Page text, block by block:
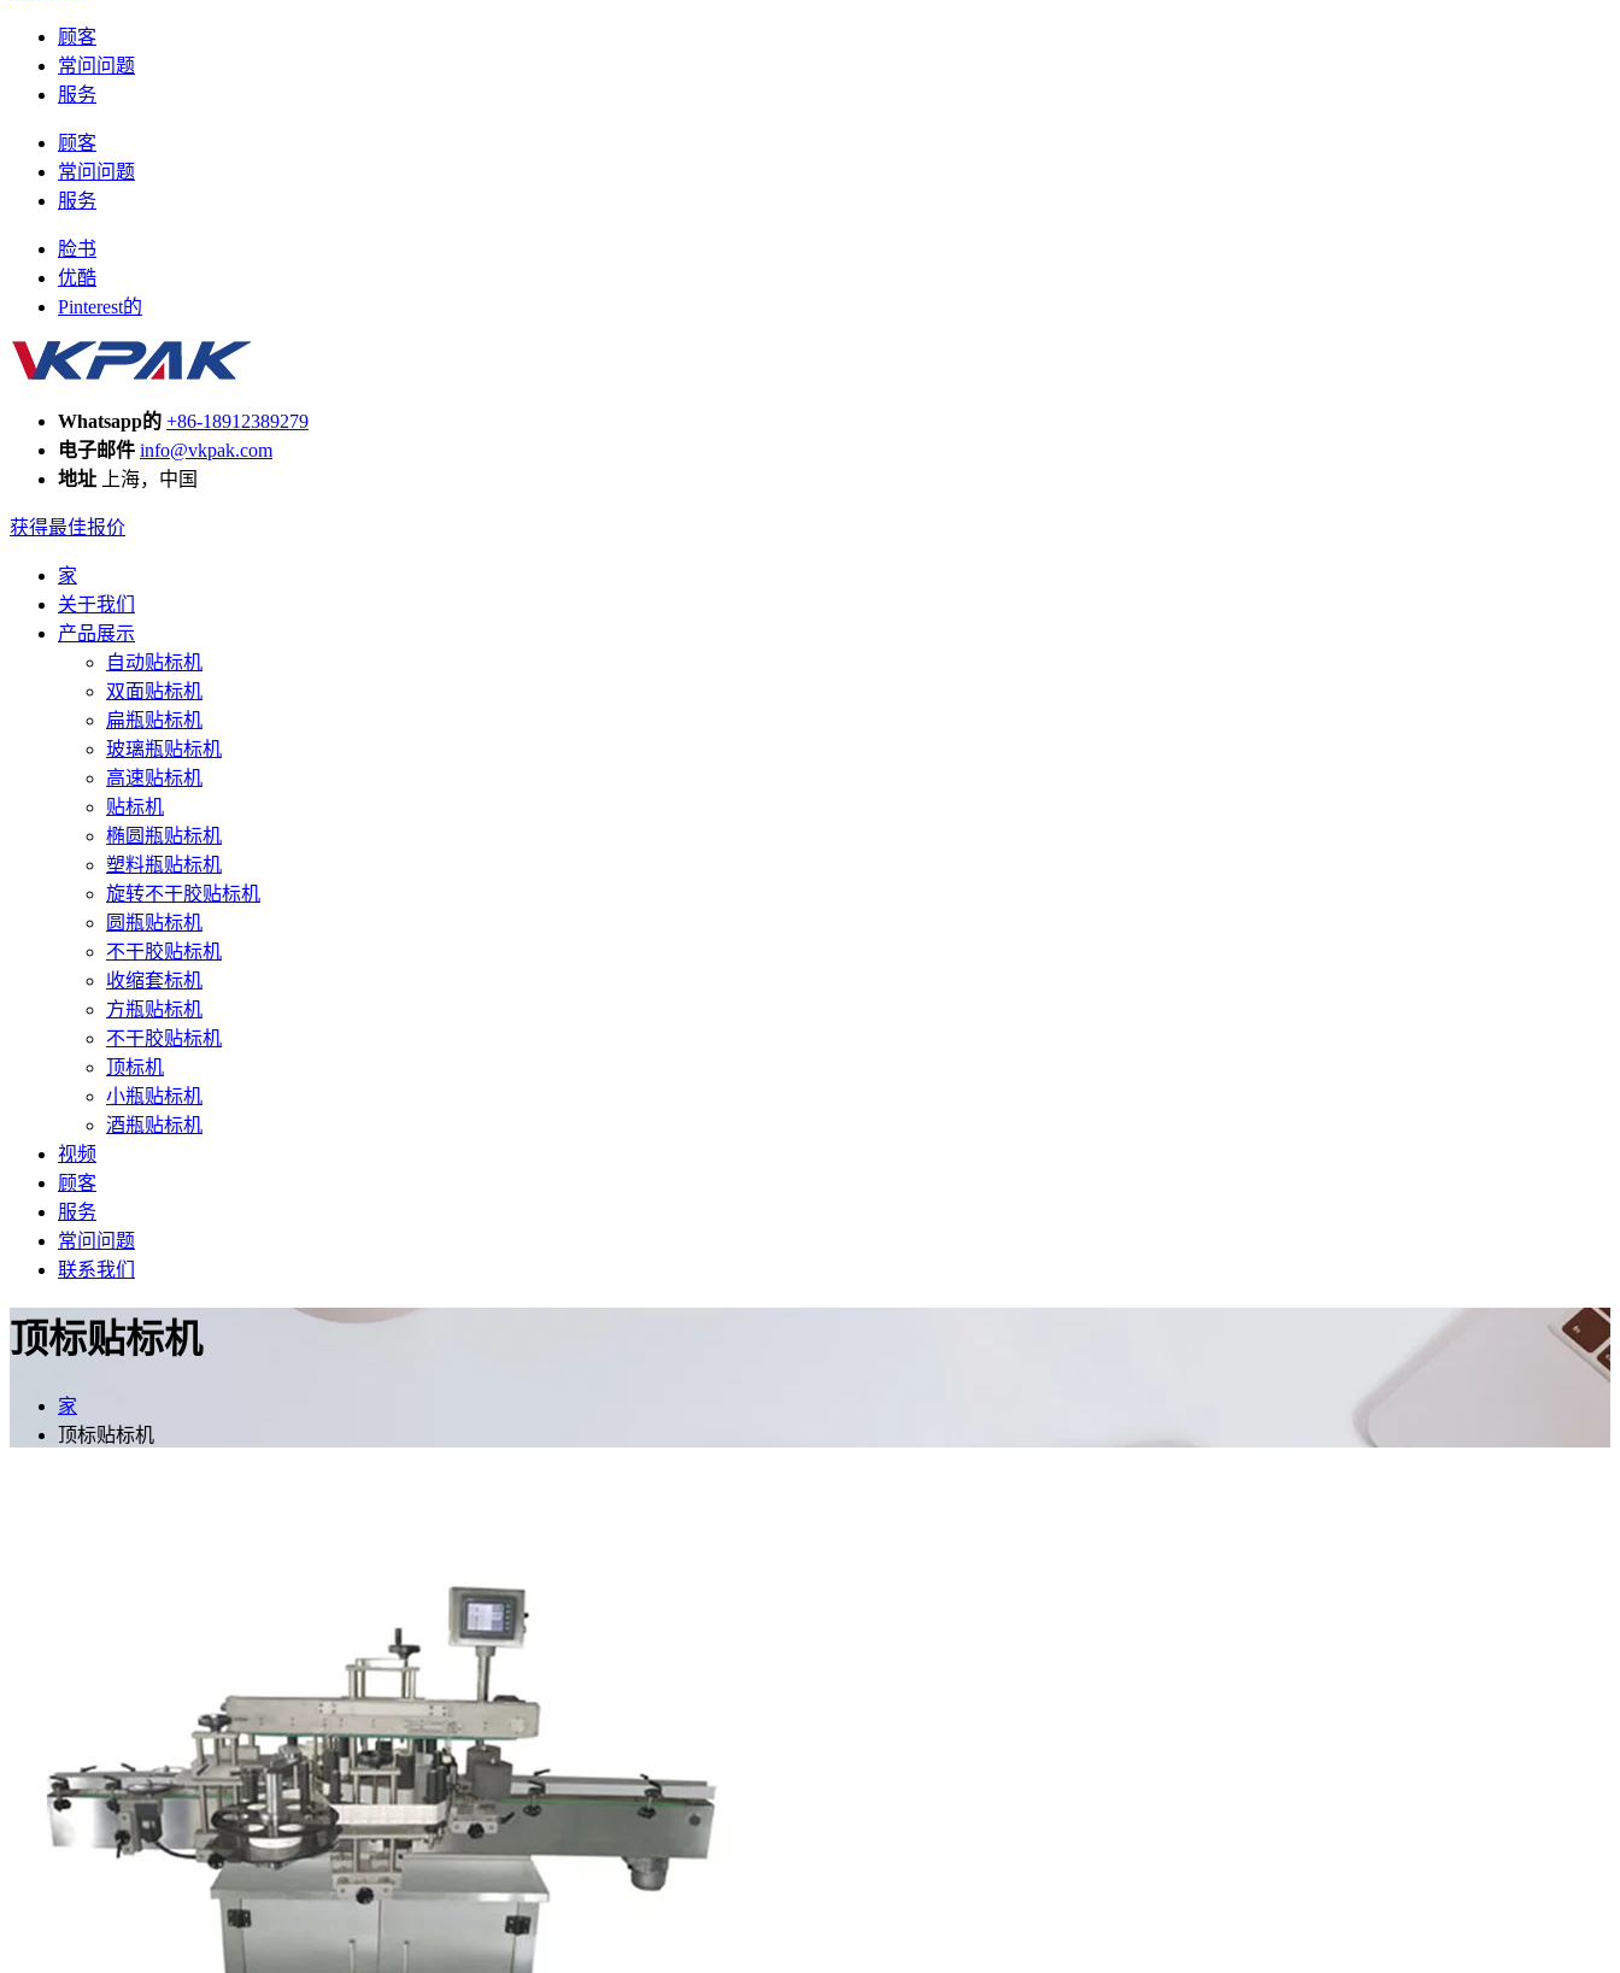
顾客
常问问题
服务
顾客
常问问题
服务
脸书
优酷
Pinterest的
Whatsapp的 +86-18912389279
电子邮件 info@vkpak.com
地址 上海，中国
获得最佳报价
家
关于我们
产品展示
自动贴标机
双面贴标机
扁瓶贴标机
玻璃瓶贴标机
高速贴标机
贴标机
椭圆瓶贴标机
塑料瓶贴标机
旋转不干胶贴标机
圆瓶贴标机
不干胶贴标机
收缩套标机
方瓶贴标机
不干胶贴标机
顶标机
小瓶贴标机
酒瓶贴标机
视频
顾客
服务
常问问题
联系我们
顶标贴标机
家
顶标贴标机